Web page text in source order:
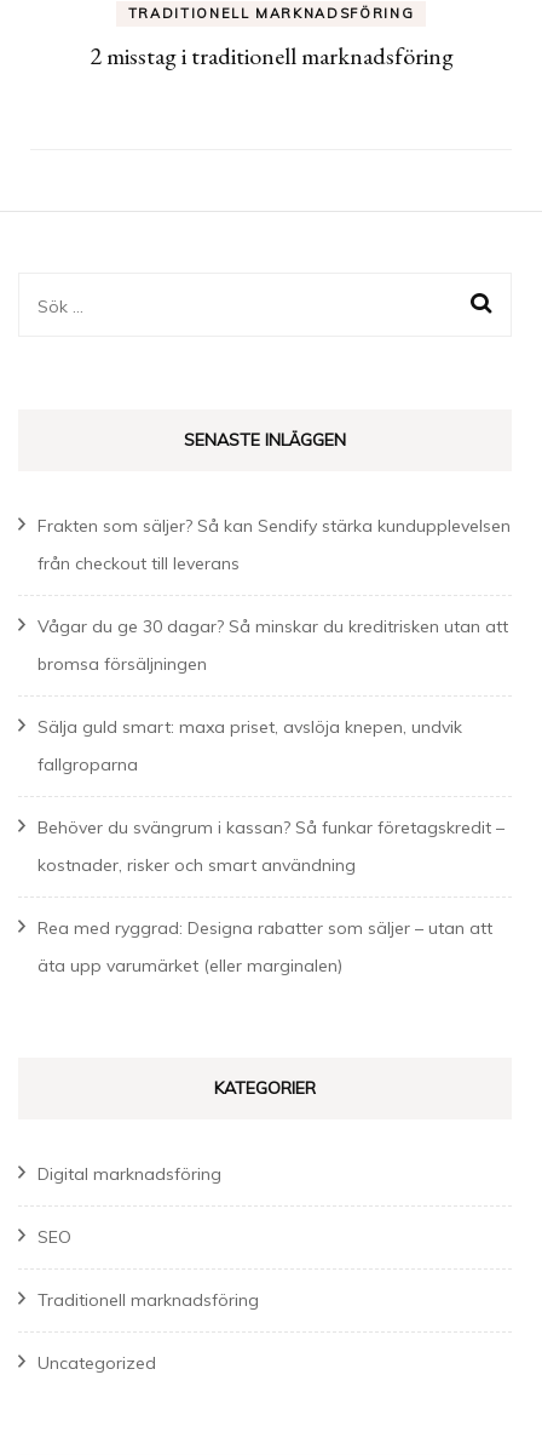
TRADITIONELL MARKNADSFÖRING
2 misstag i traditionell marknadsföring
Sök
SENASTE INLÄGGEN
Frakten som säljer? Så kan Sendify stärka kundupplevelsen
från checkout till leverans
Vågar du ge 30 dagar? Så minskar du kreditrisken utan att
bromsa försäljningen
Sälja guld smart: maxa priset, avslöja knepen, undvik
fallgroparna
Behöver du svängrum i kassan? Så funkar företagskredit –
kostnader, risker och smart användning
Rea med ryggrad: Designa rabatter som säljer – utan att
äta upp varumärket (eller marginalen)
KATEGORIER
Digital marknadsföring
SEO
Traditionell marknadsföring
Uncategorized